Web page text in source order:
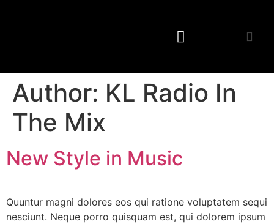
Author: KL Radio In
The Mix
New Style in Music
Quuntur magni dolores eos qui ratione voluptatem sequi
nesciunt. Neque porro quisquam est, qui dolorem ipsum